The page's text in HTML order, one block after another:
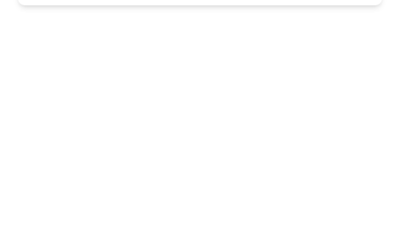
を見つけましょう。